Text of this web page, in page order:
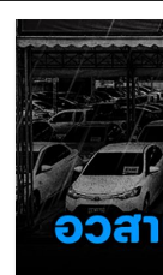
SME
แห่ง
ประเ